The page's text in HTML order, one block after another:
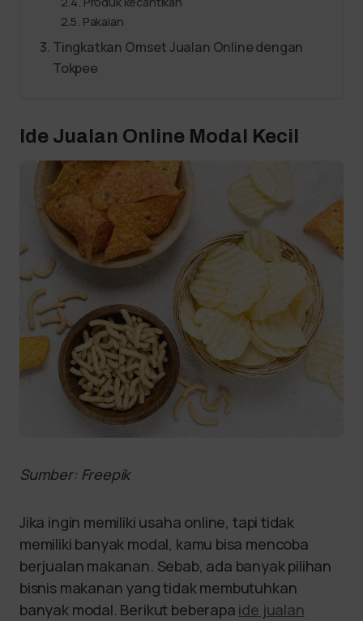
Pakaian
Tingkatkan Omset Jualan Online dengan
Tokpee
Ide Jualan Online Modal Kecil
Sumber: Freepik
Jika ingin memiliki usaha online, tapi tidak
memiliki banyak modal, kamu bisa mencoba
berjualan makanan. Sebab, ada banyak pilihan
bisnis makanan yang tidak membutuhkan
banyak modal. Berikut beberapa ide jualan